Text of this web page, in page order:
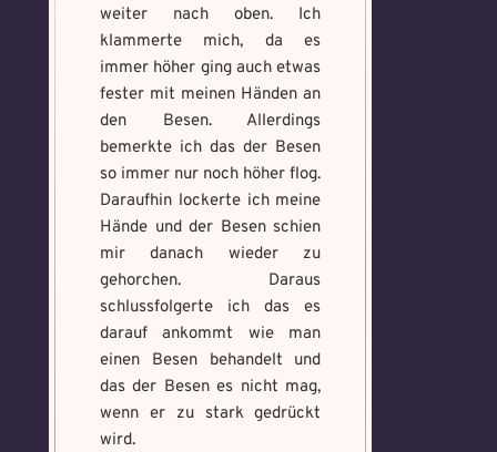
weiter nach oben. Ich
klammerte mich, da es
immer höher ging auch etwas
fester mit meinen Händen an
den Besen. Allerdings
bemerkte ich das der Besen
so immer nur noch höher flog.
Daraufhin lockerte ich meine
Hände und der Besen schien
mir danach wieder zu
gehorchen. Daraus
schlussfolgerte ich das es
darauf ankommt wie man
einen Besen behandelt und
das der Besen es nicht mag,
wenn er zu stark gedrückt
wird.